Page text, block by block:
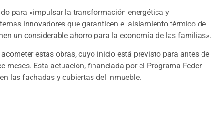
para «impulsar la transformación energética y
innovadores que garanticen el aislamiento térmico de
un considerable ahorro para la economía de las familias».
estas obras, cuyo inicio está previsto para antes de
meses. Esta actuación, financiada por el Programa Feder
las fachadas y cubiertas del inmueble.